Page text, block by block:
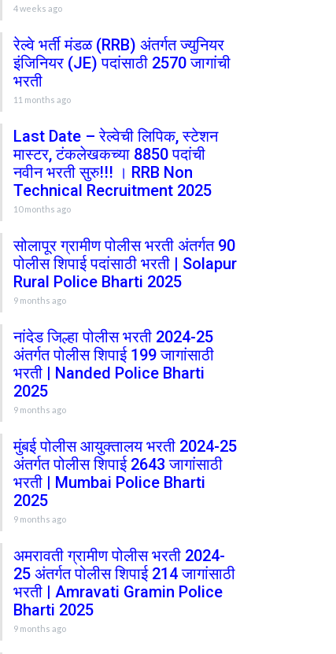
4 weeks ago
रेल्वे भर्ती मंडळ (RRB) अंतर्गत ज्युनियर
इंजिनियर (JE) पदांसाठी 2570 जागांची
भरती
11 months ago
Last Date – रेल्वेची लिपिक, स्टेशन
मास्टर, टंकलेखकच्या 8850 पदांची
नवीन भरती सुरु!!! । RRB Non
Technical Recruitment 2025
10 months ago
सोलापूर ग्रामीण पोलीस भरती अंतर्गत 90
पोलीस शिपाई पदांसाठी भरती | Solapur
Rural Police Bharti 2025
9 months ago
नांदेड जिल्हा पोलीस भरती 2024-25
अंतर्गत पोलीस शिपाई 199 जागांसाठी
भरती | Nanded Police Bharti
2025
9 months ago
मुंबई पोलीस आयुक्तालय भरती 2024-25
अंतर्गत पोलीस शिपाई 2643 जागांसाठी
भरती | Mumbai Police Bharti
2025
9 months ago
अमरावती ग्रामीण पोलीस भरती 2024-
25 अंतर्गत पोलीस शिपाई 214 जागांसाठी
भरती | Amravati Gramin Police
Bharti 2025
9 months ago